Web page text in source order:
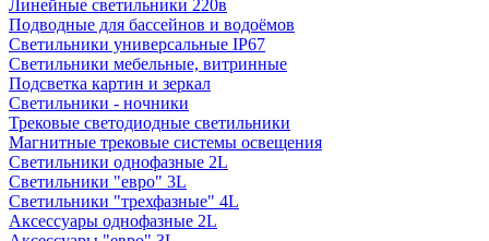
Линейные светильники 220в
Подводные для бассейнов и водоёмов
Светильники универсальные IP67
Светильники мебельные, витринные
Подсветка картин и зеркал
Светильники - ночники
Трековые светодиодные светильники
Магнитные трековые системы освещения
Светильники однофазные 2L
Светильники "евро" 3L
Светильники "трехфазные" 4L
Аксессуары однофазные 2L